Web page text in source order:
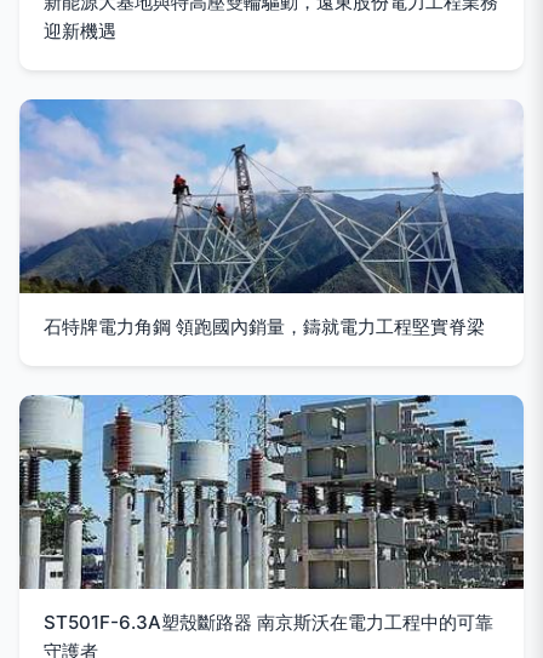
迎新機遇
石特牌電力角鋼 領跑國內銷量，鑄就電力工程堅實脊梁
ST501F-6.3A塑殼斷路器 南京斯沃在電力工程中的可靠
守護者